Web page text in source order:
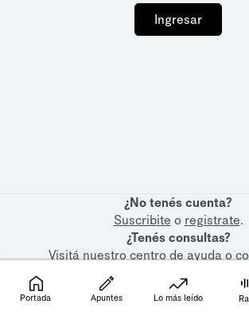
Ingresar
¿No tenés cuenta?
Suscribite o registrate.
¿Tenés consultas?
Visitá nuestrocentro de ayudao
Portada Apuntes Lo más leído